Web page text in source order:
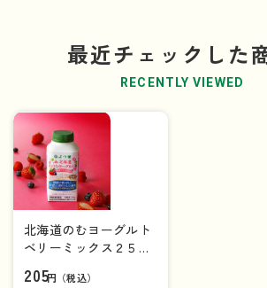
最近チェックした
RECENTLY VIEWED
北海道のむヨーグルト
ベリーミックス２５０
205円（税込）